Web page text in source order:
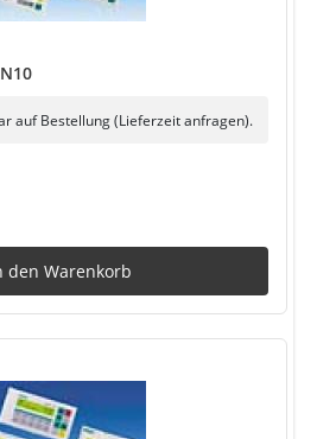
auf Bestellung (Lieferzeit anfragen).
den Warenkorb